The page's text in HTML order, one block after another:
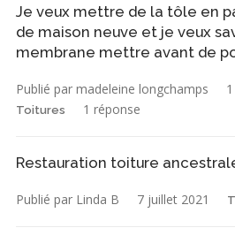
Je veux mettre de la tôle en
de maison neuve et je veux
membrane mettre avant de
Publié par madeleine longchamps
Toitures 1 réponse
Restauration toiture
Publié par Linda B 7 juillet 2021